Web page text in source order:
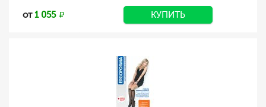
от1 055 КУПИТЬ